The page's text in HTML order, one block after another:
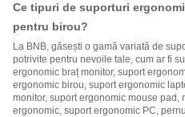
Ce tipuri de suporturi
pentru birou?
La BNB, găsești o gamă variată de
potrivite pentru nevoile tale, cum ar fi
ergonomic braț monitor, suport
ergonomic birou, suport ergonomic
monitor, suport ergonomic mouse pad,
ergonomic, suport ergonomic PC,